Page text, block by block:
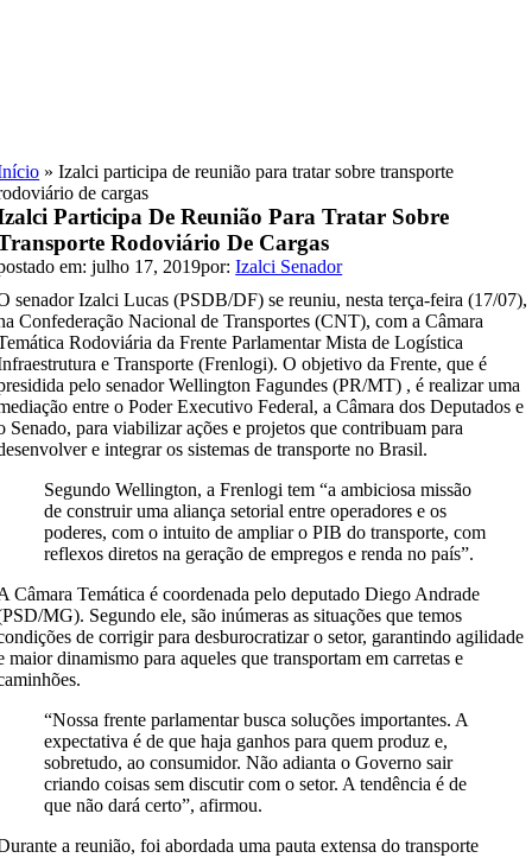
»Izalci participa de reunião para tratar sobre transporte
de cargas
Participa De Reunião Para Tratar Sobre
Rodoviário De Cargas
em: julho 17, 2019por:Izalci Senador
senador Izalci Lucas (PSDB/DF) se reuniu, nesta terça-feira (17/07),
Confederação Nacional de Transportes (CNT), com a Câmara
Rodoviária da Frente Parlamentar Mista de Logística
e Transporte (Frenlogi). O objetivo da Frente, que é
pelo senador Wellington Fagundes (PR/MT) , é realizar uma
entre o Poder Executivo Federal, a Câmara dos Deputados e
Senado, para viabilizar ações e projetos que contribuam para
e integrar os sistemas de transporte no Brasil.
Segundo Wellington, a Frenlogi tem “a ambiciosa missão
de construir uma aliança setorial entre operadores e os
poderes, com o intuito de ampliar o PIB do transporte, com
reflexos diretos na geração de empregos e renda no país”.
Câmara Temática é coordenada pelo deputado Diego Andrade
MG). Segundo ele, são inúmeras as situações que temos
de corrigir para desburocratizar o setor, garantindo agilidade
maior dinamismo para aqueles que transportam em carretas e
“Nossa frente parlamentar busca soluções importantes. A
expectativa é de que haja ganhos para quem produz e,
sobretudo, ao consumidor. Não adianta o Governo sair
criando coisas sem discutir com o setor. A tendência é de
que não dará certo”, afirmou.
a reunião, foi abordada uma pauta extensa do transporte